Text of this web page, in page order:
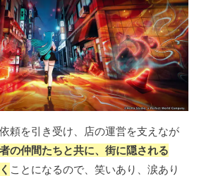
頼を引き受け、店の運営を支えなが
の仲間たちと共に、街に隠される
ことになるので、笑いあり、涙あり